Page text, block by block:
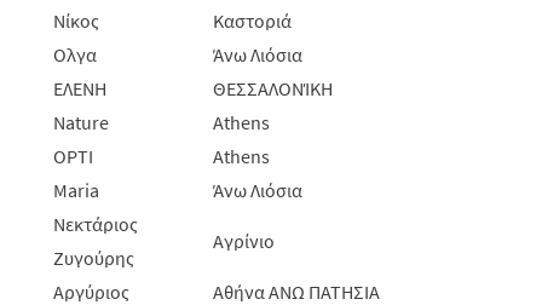
Νίκος
Καστοριά
Ολγα
Άνω Λιόσια
ΕΛΕΝΗ
ΘΕΣΣΑΛΟΝΊΚΗ
Nature
Athens
OPTI
Athens
Maria
Άνω Λιόσια
Νεκτάριος
Ζυγούρης
Αγρίνιο
Αργύριος
Αθήνα ΑΝΩ ΠΑΤΗΣΙΑ